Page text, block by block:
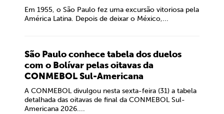
Em 1955, o São Paulo fez uma excursão vitoriosa pela
América Latina. Depois de deixar o México,...
São Paulo conhece tabela dos duelos
com o Bolívar pelas oitavas da
CONMEBOL Sul-Americana
A CONMEBOL divulgou nesta sexta-feira (31) a tabela
detalhada das oitavas de final da CONMEBOL Sul-
Americana 2026....